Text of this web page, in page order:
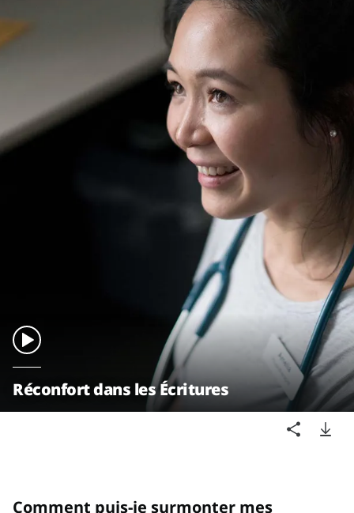
Réconfort dans les Écritures
Comment puis-je surmonter mes